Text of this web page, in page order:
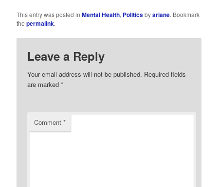
This entry was posted inMental Health, Politicsbyariane. Bookmark
thepermalink.
Leave a Reply
Your email address will not be published. Required fields
are marked*
Comment*